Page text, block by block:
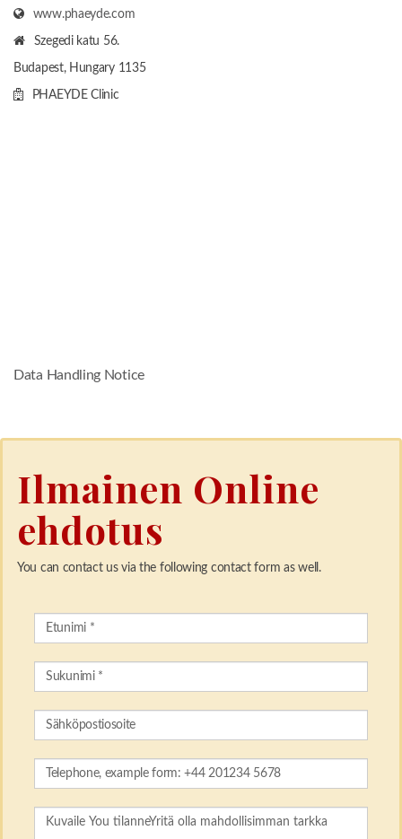
www.phaeyde.com
Szegedi katu 56.
Budapest, Hungary 1135
PHAEYDE Clinic
Data Handling Notice
Ilmainen Online
ehdotus
You can contact us via the following contact form as well.